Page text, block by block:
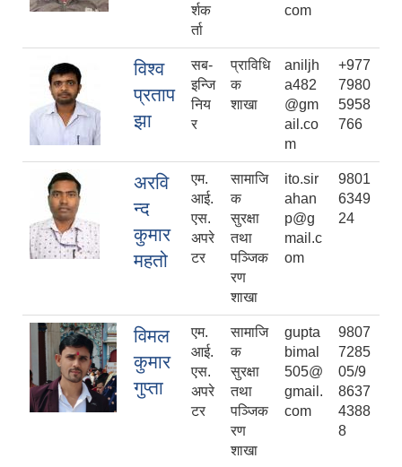
र्शक
र्ता
com
विश्व
प्रताप
झा
सब-
इन्जि
निय
र
प्राविधि
क
शाखा
aniljh
a482
@gm
ail.co
m
+977
7980
5958
766
अरवि
न्द
कुमार
महतो
एम.
आई.
एस.
अपरे
टर
सामाजि
क
सुरक्षा
तथा
पञ्जिक
रण
शाखा
ito.sir
ahan
p@g
mail.c
om
9801
6349
24
विमल
कुमार
गुप्ता
एम.
आई.
एस.
अपरे
टर
सामाजि
क
सुरक्षा
तथा
पञ्जिक
रण
शाखा
gupta
bimal
505@
gmail.
com
9807
7285
05/9
8637
4388
8